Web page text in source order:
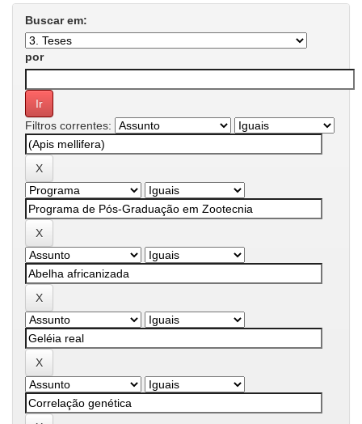
Buscar em:
por
Filtros correntes: